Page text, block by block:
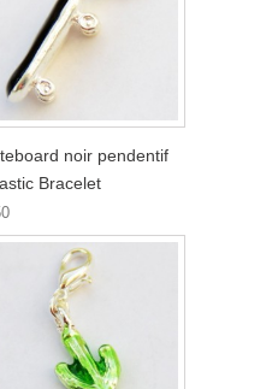
noir pendentif
Bracelet